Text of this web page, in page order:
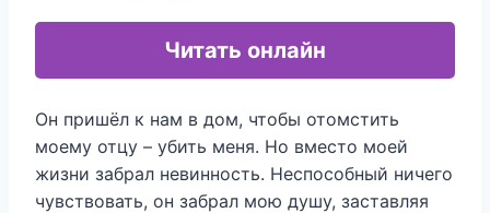
Читать онлайн
Он пришёл к нам в дом, чтобы отомстить
моему отцу – убить меня. Но вместо моей
жизни забрал невинность. Неспособный ничего
чувствовать, он забрал мою душу, заставляя